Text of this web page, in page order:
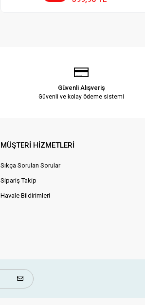
Güvenli Alışveriş
Güvenli ve kolay ödeme sistemi
MÜŞTERİ HİZMETLERİ
Sıkça Sorulan Sorular
Sipariş Takip
Havale Bildirimleri